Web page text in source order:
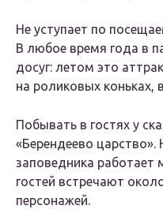
Не уступает по
В любое время года в
досуг: летом это
на роликовых коньках,
Побывать в гостях у
«Берендеево царство».
заповедника работает
гостей встречают
персонажей.